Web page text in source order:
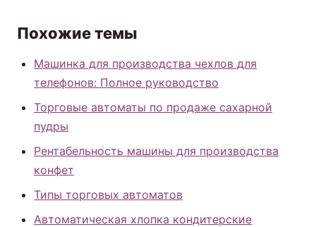
Похожие темы
Машинка для производства чехлов для
телефонов: Полное руководство
Торговые автоматы по продаже сахарной
пудры
Рентабельность машины для производства
конфет
Типы торговых автоматов
Автоматическая хлопка кондитерские